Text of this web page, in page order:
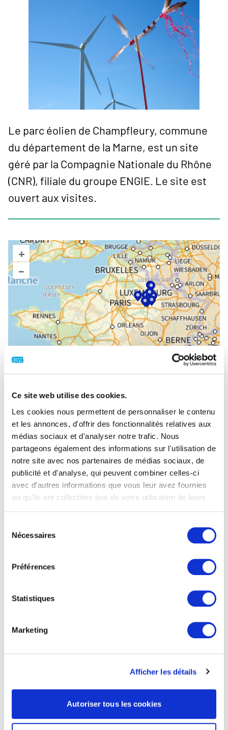
Ce site web utilise des cookies.
Les cookies nous permettent de personnaliser le contenu
et les annonces, d'offrir des fonctionnalités relatives aux
médias sociaux et d'analyser notre trafic. Nous
partageons également des informations sur l'utilisation de
notre site avec nos partenaires de médias sociaux, de
publicité et d'analyse, qui peuvent combiner celles-ci
avec d'autres informations que vous leur avez fournies
ou qu'ils ont collectées lors de votre utilisation de leurs
Nécessaires
Préférences
Statistiques
Marketing
Afficher les détails
Autoriser tous les cookies
Le parc éolien de Champfleury, commune
du département de la Marne, est un site
géré par la Compagnie Nationale du Rhône
(CNR), filiale du groupe ENGIE. Le site est
ouvert aux visites.
+
–
Parc éolien de Plouarzel
croix". Il est géré par ENGIE green, une filiale